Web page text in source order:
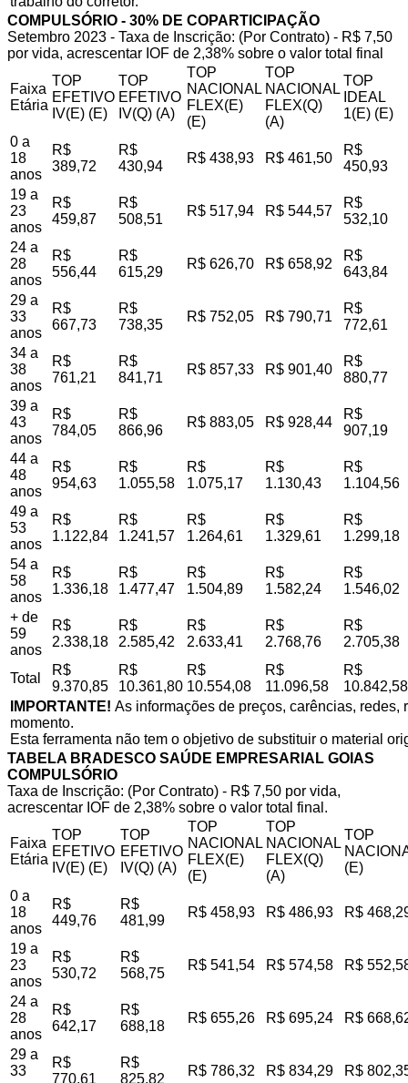
COMPULSÓRIO - 30% DE COPARTICIPAÇÃO
Setembro 2023 - Taxa de Inscrição: (Por Contrato) - R$ 7,50
por vida, acrescentar IOF de 2,38% sobre o valor total final
Faixa
Etária
TOP
EFETIVO
IV(E) (E)
TOP
EFETIVO
IV(Q) (A)
TOP
NACIONAL
FLEX(E)
(E)
TOP
NACIONAL
FLEX(Q)
(A)
TOP
IDEAL
1(E) (E)
0 a
18
anos
R$
389,72
R$
430,94
R$ 438,93 R$ 461,50
R$
450,93
19 a
23
anos
R$
459,87
R$
508,51
R$ 517,94 R$ 544,57
R$
532,10
24 a
28
anos
R$
556,44
R$
615,29
R$ 626,70 R$ 658,92
R$
643,84
29 a
33
anos
R$
667,73
R$
738,35
R$ 752,05 R$ 790,71
R$
772,61
34 a
38
anos
R$
761,21
R$
841,71
R$ 857,33 R$ 901,40
R$
880,77
39 a
43
anos
R$
784,05
R$
866,96
R$ 883,05 R$ 928,44
R$
907,19
44 a
48
anos
R$
954,63
R$
1.055,58
R$
1.075,17
R$
1.130,43
R$
1.104,56
49 a
53
anos
R$
1.122,84
R$
1.241,57
R$
1.264,61
R$
1.329,61
R$
1.299,18
54 a
58
anos
R$
1.336,18
R$
1.477,47
R$
1.504,89
R$
1.582,24
R$
1.546,02
+ de
59
anos
R$
2.338,18
R$
2.585,42
R$
2.633,41
R$
2.768,76
R$
2.705,38
Total
R$
9.370,85
R$
10.361,80
R$
10.554,08
R$
11.096,58
R$
10.842,58
IMPORTANTE! As informações de preços, carências,
momento.
Esta ferramenta não tem o objetivo de substituir o material
TABELA BRADESCO SAÚDE EMPRESARIAL GOIAS
COMPULSÓRIO
Taxa de Inscrição: (Por Contrato) - R$ 7,50 por vida,
acrescentar IOF de 2,38% sobre o valor total final.
Faixa
Etária
TOP
EFETIVO
IV(E) (E)
TOP
EFETIVO
IV(Q) (A)
TOP
NACIONAL
FLEX(E)
(E)
TOP
NACIONAL
FLEX(Q)
(A)
TOP
(E)
0 a
18
anos
R$
449,76
R$
481,99
R$ 458,93 R$ 486,93 R$
19 a
23
anos
R$
530,72
R$
568,75
R$ 541,54 R$ 574,58 R$
24 a
28
anos
R$
642,17
R$
688,18
R$ 655,26 R$ 695,24 R$
29 a
33
R$
770,61
R$
825,82
R$ 786,32 R$ 834,29 R$